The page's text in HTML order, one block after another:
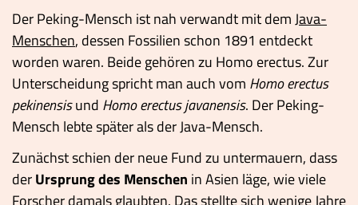
Der Peking-Mensch ist nah verwandt mit demJava-
Menschen, dessen Fossilien schon 1891 entdeckt
worden waren. Beide gehören zu Homo erectus. Zur
Unterscheidung spricht man auch vom Homo erectus
pekinensisund Homo erectus javanensis. Der Peking-
Mensch lebte später als der Java-Mensch.
Zunächst schien der neue Fund zu untermauern, dass
derUrsprung des Menschen in Asien läge, wie viele
Forscher damals glaubten. Das stellte sich wenige Jahre